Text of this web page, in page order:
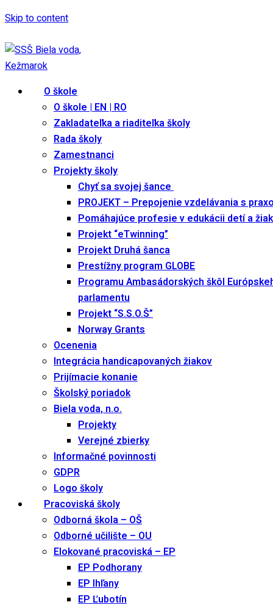
Skip to content
O škole
O škole | EN | RO
Zakladateľka a riaditeľka školy
Rada školy
Zamestnanci
Projekty školy
Chyť sa svojej šance
PROJEKT – Prepojenie vzdelávania s
Pomáhajúce profesie v edukácii detí a
Projekt “eTwinning”
Projekt Druhá šanca
Prestížny program GLOBE
Programu Ambasádorských škôl
parlamentu
Projekt “S.S.O.Š”
Norway Grants
Ocenenia
Integrácia handicapovaných žiakov
Prijímacie konanie
Školský poriadok
Biela voda, n.o.
Projekty
Verejné zbierky
Informačné povinnosti
GDPR
Logo školy
Pracoviská školy
Odborná škola – OŠ
Odborné učilište – OU
Elokované pracoviská – EP
EP Podhorany
EP Ihľany
EP Ľubotín